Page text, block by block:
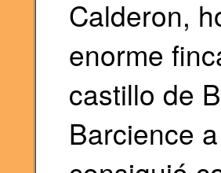
Calderon,
enorme
castillo de
Barcience